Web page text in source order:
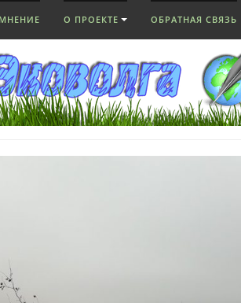
МНЕНИЕ О ПРОЕКТЕ ОБРАТНАЯ СВЯЗЬ